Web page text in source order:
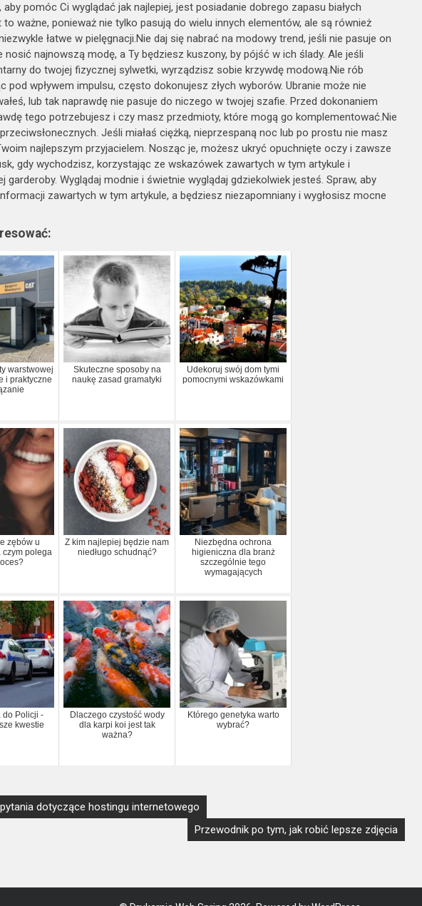
pomóc Ci wyglądać jak najlepiej, jest posiadanie dobrego zapasu białych
ważne, ponieważ nie tylko pasują do wielu innych elementów, ale są również
łatwe w pielęgnacji.Nie daj się nabrać na modowy trend, jeśli nie pasuje on
najnowszą modę, a Ty będziesz kuszony, by pójść w ich ślady. Ale jeśli
do twojej fizycznej sylwetki, wyrządzisz sobie krzywdę modową.Nie rób
pod wpływem impulsu, często dokonujesz złych wyborów. Ubranie może nie
lub tak naprawdę nie pasuje do niczego w twojej szafie. Przed dokonaniem
tego potrzebujesz i czy masz przedmioty, które mogą go komplementować.Nie
Jeśli miałaś ciężką, nieprzespaną noc lub po prostu nie masz
najlepszym przyjacielem. Nosząc je, możesz ukryć opuchnięte oczy i zawsze
gdy wychodzisz, korzystając ze wskazówek zawartych w tym artykule i
Wyglądaj modnie i świetnie wyglądaj gdziekolwiek jesteś. Spraw, aby
zawartych w tym artykule, a będziesz niezapomniany i wygłosisz mocne
warstwowej
i praktyczne
Skuteczne sposoby na
naukę zasad gramatyki
Udekoruj swój dom tymi
pomocnymi wskazówkami
zębów u
czym polega
Z kim najlepiej będzie nam
niedługo schudnąć?
Niezbędna ochrona
higieniczna dla branż
szczególnie tego
wymagających
do Policji -
kwestie
Dlaczego czystość wody
dla karpi koi jest tak
ważna?
Którego genetyka warto
wybrać?
dotyczące hostingu internetowego
Przewodnik po tym, jak robić lepsze zdjęcia